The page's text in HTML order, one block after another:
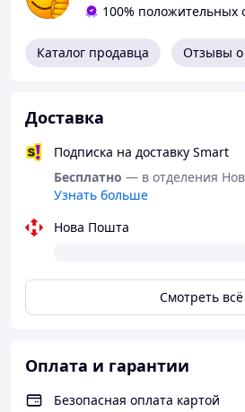
100% положительных
Каталог продавца Отзывы
Доставка
Подписка на доставку Smart
Бесплатно — в отделения
Узнать больше
Нова Пошта
Смотреть всё
Оплата и гарантии
Безопасная оплата картой